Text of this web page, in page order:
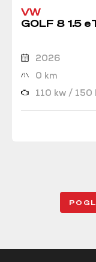
VW
GOLF 8 1.5
2026
0 km
110 kw / 150